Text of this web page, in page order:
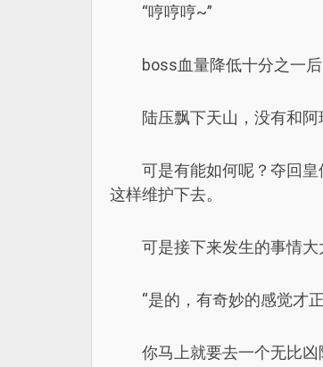
“哼哼哼~”
boss血量降低十分之一
陆压飘下天山，没有和
可是有能如何呢？夺回
这样维护下去。
可是接下来发生的事情大
“是的，有奇妙的感觉才
你马上就要去一个无比